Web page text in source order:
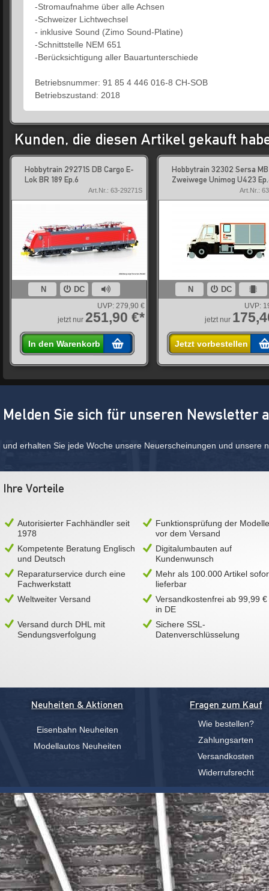
-Stromaufnahme über alle Achsen
-Schweizer Lichtwechsel
- inklusive Sound (Zimo Sound-Platine)
-Schnittstelle NEM 651
-Berücksichtigung aller Bauartunterschiede
Betriebsnummer: 91 85 4 446 016-8 CH-SOB
Betriebszustand: 2018
Kunden, die diesen Artikel gekauft
Hobbytrain 29271S DB Cargo E-
Lok BR 189 Ep.6
Art.Nr.: 63-29271S
N DC
UVP: 279,90 €
jetzt nur 251,90 €*
In den Warenkorb
Hobbytrain 32302 Sersa MB
Zweiwege Unimog U423
Art.Nr.:
N DC
UVP:
jetzt nur
Jetzt vorbestellen
Melden Sie sich für unseren Newsletter
und erhalten Sie jede Woche unsere Neuerscheinungen und unsere
Ihre Vorteile
Autorisierter Fachhändler seit
1978
Funktionsprüfung der Modelle
vor dem Versand
Kompetente Beratung Englisch
und Deutsch
Digitalumbauten auf
Kundenwunsch
Reparaturservice durch eine
Fachwerkstatt
Mehr als 100.000 Artikel
lieferbar
Weltweiter Versand
Versandkostenfrei ab 99,99 €
in DE
Versand durch DHL mit
Sendungsverfolgung
Sichere SSL-
Datenverschlüsselung
Neuheiten & Aktionen
Eisenbahn Neuheiten
Modellautos Neuheiten
Fragen zum Kauf
Wie bestellen?
Zahlungsarten
Versandkosten
Widerrufsrecht